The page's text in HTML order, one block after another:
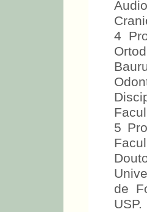
4
5
de
USP.